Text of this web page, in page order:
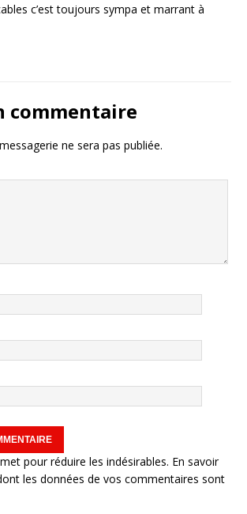
c’est toujours sympa et marrant à
commentaire
ne sera pas publiée.
pour réduire les indésirables. En savoir
les données de vos commentaires sont